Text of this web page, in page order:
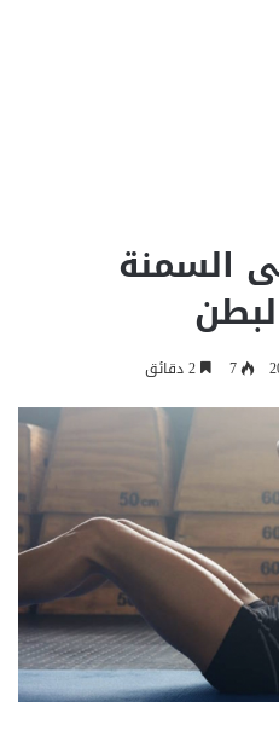
السمنة
7